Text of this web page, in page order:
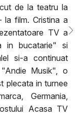
de la teatru la
la film. Cristina a
TV a
in bucatarie" si
si-a continuat
Musik", o
plecata in turnee
Germania,
Acasa TV